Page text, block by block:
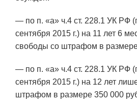
— по п. «а» ч.4 ст. 228.1 УК РФ
сентября 2015 г.) на 11 лет 6
свободы со штрафом в
— по п. «а» ч.4 ст. 228.1 УК РФ
сентября 2015 г.) на 12 лет
штрафом в размере 350 000